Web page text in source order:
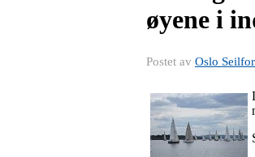
øyene i
Postet av Oslo